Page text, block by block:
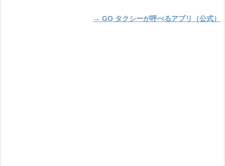
→ GO タクシーが呼べるアプリ（公式）